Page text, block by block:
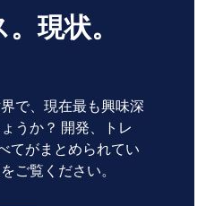
現状。
で、現在最も興味深
うか？ 開発、トレ
てがまとめられてい
ご覧ください。